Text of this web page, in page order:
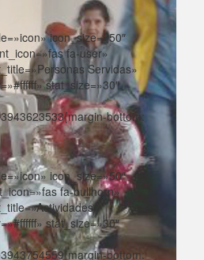
icon_size=»50″
fa-user»
Servidas»
stat_size=»30″
bottom:
icon_size=»50″
fa-bullhorn»
stat_size=»30″
bottom: